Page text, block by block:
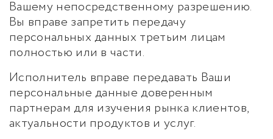
Вашему непосредственному разрешению.
Вы вправе запретить передачу
персональных данных третьим лицам
полностью или в части.
Исполнитель вправе передавать Ваши
персональные данные доверенным
партнерам для изучения рынка клиентов,
актуальности продуктов и услуг.